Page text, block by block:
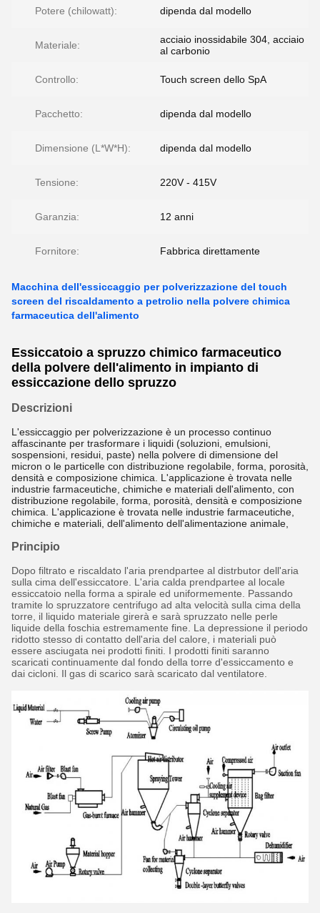
Potere (chilowatt): dipenda dal modello
Materiale:
acciaio inossidabile 304, acciaio
al carbonio
Controllo: Touch screen dello SpA
Pacchetto: dipenda dal modello
Dimensione (L*W*H): dipenda dal modello
Tensione: 220V - 415V
Garanzia: 12 anni
Fornitore: Fabbrica direttamente
Macchina dell'essiccaggio per polverizzazione del touch
screen del riscaldamento a petrolio nella polvere chimica
farmaceutica dell'alimento
Essiccatoio a spruzzo chimico farmaceutico
della polvere dell'alimento in impianto di
essiccazione dello spruzzo
Descrizioni
L'essiccaggio per polverizzazione è un processo continuo
affascinante per trasformare i liquidi (soluzioni, emulsioni,
sospensioni, residui, paste) nella polvere di dimensione del
micron o le particelle con distribuzione regolabile, forma, porosità,
densità e composizione chimica. L'applicazione è trovata nelle
industrie farmaceutiche, chimiche e materiali dell'alimento, con
distribuzione regolabile, forma, porosità, densità e composizione
chimica. L'applicazione è trovata nelle industrie farmaceutiche,
chimiche e materiali, dell'alimento dell'alimentazione animale,
Principio
Dopo filtrato e riscaldato l'aria prendpartee al distrbutor dell'aria
sulla cima dell'essiccatore. L'aria calda prendpartee al locale
essiccatoio nella forma a spirale ed uniformemente. Passando
tramite lo spruzzatore centrifugo ad alta velocità sulla cima della
torre, il liquido materiale girerà e sarà spruzzato nelle perle
liquide della foschia estremamente fine. La depressione il periodo
ridotto stesso di contatto dell'aria del calore, i materiali può
essere asciugata nei prodotti finiti. I prodotti finiti saranno
scaricati continuamente dal fondo della torre d'essiccamento e
dai cicloni. Il gas di scarico sarà scaricato dal ventilatore.